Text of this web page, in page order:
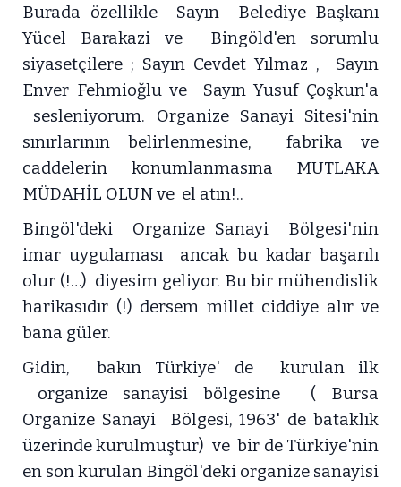
Burada özellikle Sayın Belediye Başkanı
Yücel Barakazi ve Bingöld'en sorumlu
siyasetçilere ; Sayın Cevdet Yılmaz , Sayın
Enver Fehmioğlu ve Sayın Yusuf Çoşkun'a
sesleniyorum. Organize Sanayi Sitesi'nin
sınırlarının belirlenmesine, fabrika ve
caddelerin konumlanmasına MUTLAKA
MÜDAHİL OLUN ve el atın!..
Bingöl'deki Organize Sanayi Bölgesi'nin
imar uygulaması ancak bu kadar başarılı
olur (!…) diyesim geliyor. Bu bir mühendislik
harikasıdır (!) dersem millet ciddiye alır ve
bana güler.
Gidin, bakın Türkiye' de kurulan ilk
organize sanayisi bölgesine ( Bursa
Organize Sanayi Bölgesi, 1963' de bataklık
üzerinde kurulmuştur) ve bir de Türkiye'nin
en son kurulan Bingöl'deki organize sanayisi